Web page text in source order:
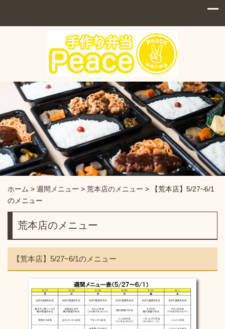
ホーム > 週間メニュー > 荒本店のメニュー >
【荒本店】5/27~6/1
のメニュー
荒本店のメニュー
【荒本店】5/27~6/1のメニュー